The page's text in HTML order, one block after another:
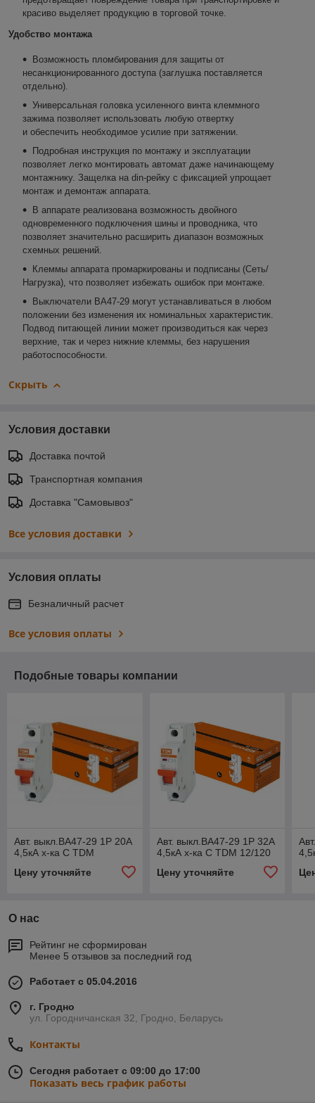
красиво выделяет продукцию в торговой точке.
Удобство монтажа
Возможность пломбирования для защиты от
несанкционированного доступа (заглушка поставляется
отдельно).
Универсальная головка усиленного винта клеммного
зажима позволяет использовать любую отвертку
и обеспечить необходимое усилие при затяжении.
Подробная инструкция по монтажу и эксплуатации
позволяет легко монтировать автомат даже начинающему
монтажнику. Защелка на din-рейку с фиксацией упрощает
монтаж и демонтаж аппарата.
В аппарате реализована возможность двойного
одновременного подключения шины и проводника, что
позволяет значительно расширить диапазон возможных
схемных решений.
Клеммы аппарата промаркированы и подписаны (Сеть/
Нагрузка), что позволяет избежать ошибок при монтаже.
Выключатели ВА47-29 могут устанавливаться в любом
положении без изменения их номинальных характеристик.
Подвод питающей линии может производиться как через
верхние, так и через нижние клеммы, без нарушения
работоспособности.
Скрыть
Условия доставки
Доставка почтой
Транспортная компания
Доставка "Самовывоз"
Все условия доставки
Условия оплаты
Безналичный расчет
Все условия оплаты
Подобные товары компании
Авт. выкл.ВА47-29 1P 20А
4,5кА х-ка С TDM
Цену уточняйте
Авт. выкл.ВА47-29 1P 32А
4,5кА х-ка С TDM 12/120
Цену уточняйте
О нас
Рейтинг не сформирован
Менее 5 отзывов за последний год
Работает с 05.04.2016
г. Гродно
ул. Городничанская 32, Гродно, Беларусь
Контакты
Сегодня работает с 09:00 до 17:00
Показать весь график работы